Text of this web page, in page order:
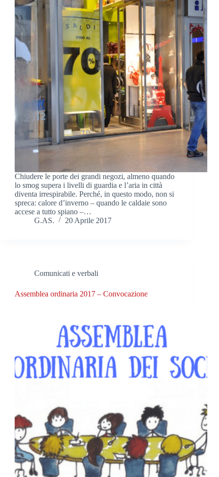
Chiudere le porte dei grandi negozi, almeno quando
lo smog supera i livelli di guardia e l’aria in città
diventa irrespirabile. Perché, in questo modo, non si
spreca: calore d’inverno – quando le caldaie sono
accese a tutto spiano –…
G.AS.
20 Aprile 2017
Comunicati e verbali
Assemblea ordinaria 2017 – Convocazione